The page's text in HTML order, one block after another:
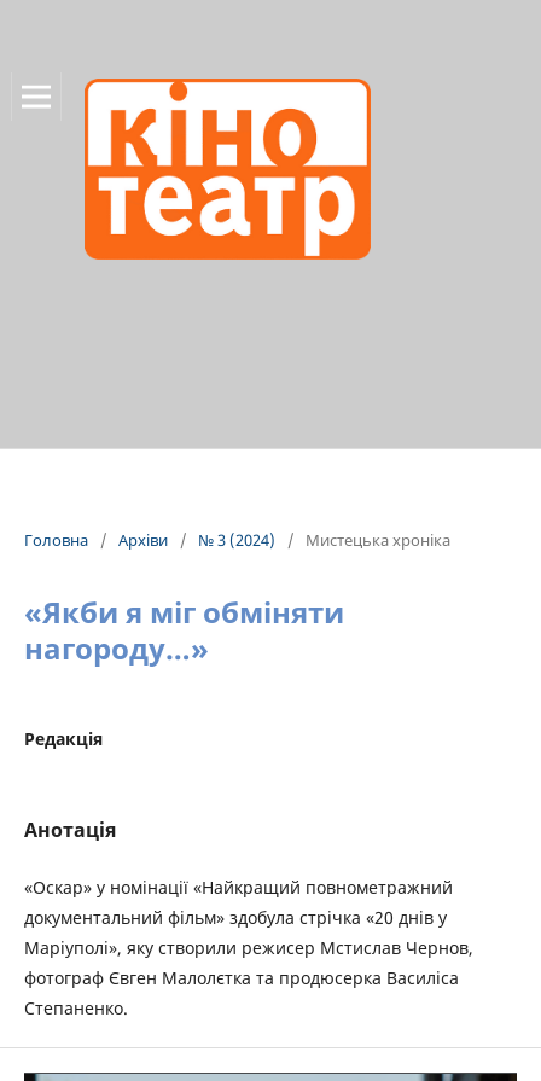
Головна / Архіви / № 3 (2024) / Мистецька хроніка
«Якби я міг обміняти
нагороду…»
Редакція
Анотація
«Оскар» у номінації «Найкращий повнометражний
документальний фільм» здобула стрічка «20 днів у
Маріуполі», яку створили режисер Мстислав Чернов,
фотограф Євген Малолєтка та продюсерка Василіса
Степаненко.